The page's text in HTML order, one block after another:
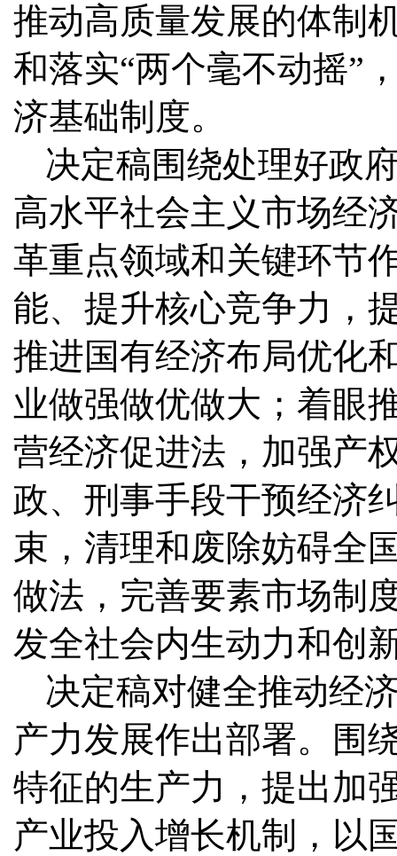
推动高质量发展的体制
和落实“两个毫不动摇”
济基础制度。
决定稿围绕处理好政
高水平社会主义市场经
革重点领域和关键环节
能、提升核心竞争力，
推进国有经济布局优化
业做强做优做大；着眼
营经济促进法，加强产
政、刑事手段干预经济
束，清理和废除妨碍全
做法，完善要素市场制
发全社会内生动力和创
决定稿对健全推动经
产力发展作出部署。围
特征的生产力，提出加
产业投入增长机制，以